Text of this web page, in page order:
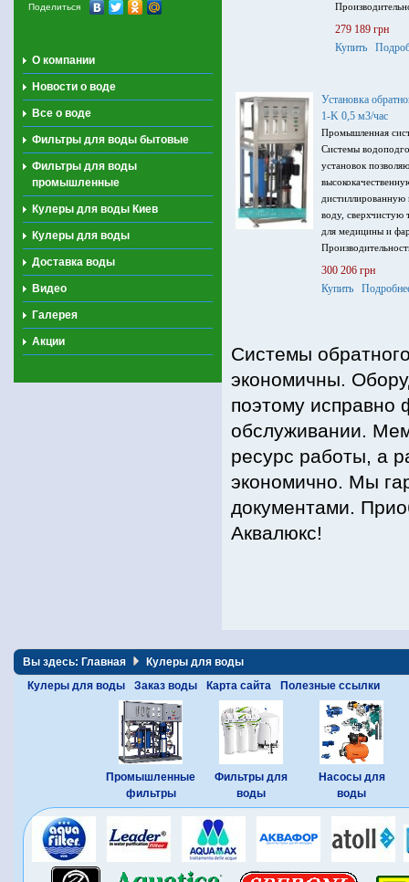
Поделиться
О компании
Новости о воде
Все о воде
Фильтры для воды бытовые
Фильтры для воды
промышленные
Кулеры для воды Киев
Кулеры для воды
Доставка воды
Видео
Галерея
Акции
мембранами
380В, 50 Гц.
279 189 грн
Купить
Установка
1-K 0,5 м3/час
Промышленная
Системы
установок
дистиллированную
воду, сверхчистую
для медицины и
солесодержание
мембранами
питания 380В,
300 206 грн
Купить
Системы
экономичны.
поэтому исправно
обслуживании.
ресурс работы, а
экономично. Мы
документами.
Аквалюкс!
Вы здесь: Главная
Кулеры для воды
Кулеры для воды
Заказ воды Карта сайта Полезные ссылки
Промышленные
фильтры
Фильтры для
воды
Насосы для
воды